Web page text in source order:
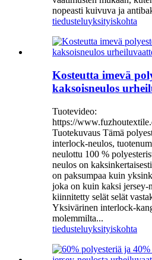
nopeasti kuivuva ja
tiedusteluyksityiskohta
Kosteutta imevä
kaksoisneulos
Tuotevideo:
https://
Tuotekuvaus Tämä
interlock-neulos,
neulottu 100 %
neulos on
on paksumpaa kuin
joka on kuin kaksi jersey-
kiinnitetty selät selät
Yksivärinen interlock-
molemmilta...
tiedusteluyksityiskohta